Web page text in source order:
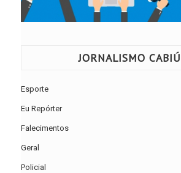
JORNALISMO
Esporte
Eu Repórter
Falecimentos
Geral
Policial